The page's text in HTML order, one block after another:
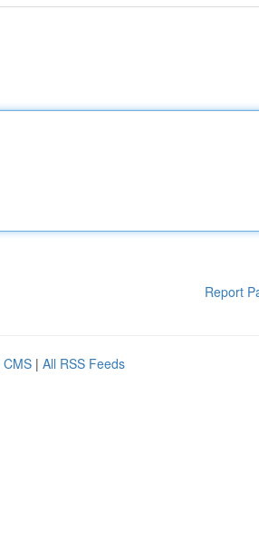
Report
CMS | All RSS Feeds